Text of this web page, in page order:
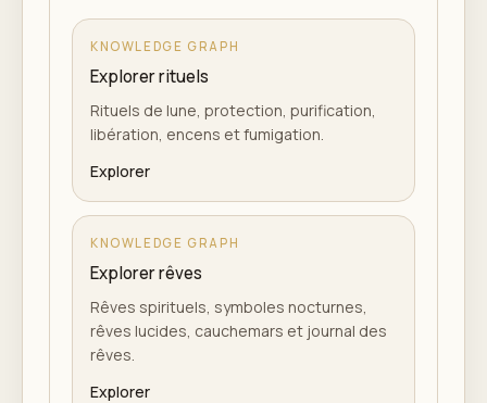
KNOWLEDGE GRAPH
Explorer rituels
Rituels de lune, protection, purification,
libération, encens et fumigation.
Explorer
KNOWLEDGE GRAPH
Explorer rêves
Rêves spirituels, symboles nocturnes,
rêves lucides, cauchemars et journal des
rêves.
Explorer